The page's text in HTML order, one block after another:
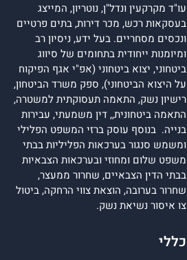
עו"ד מקרקעין ונדל"ן, נוטריון, המייצג
בעסקאות רכש, מכר דירות, בתים פרטיים
ונכסים מסחריים. בעל ידע, ניסיון רב
ומיומנות ייחודית בתחומים של סיווג
ביטחוני, יצוא ביטחוני (אפ"י אגף הפיקוח
על היצוא הביטחוני), ספק משרד הביטחון,
רישיון נשק, התאמה תעסוקתית למשטרה,
התאמה ביטחונית,, דין משמעתי, עבירות
בנייה. בנוסף עוסק ברזי המשפט הפלילי
ומשמש סנגור בערכאות הפליליות בבתי
משפט שלום ומחוזי ובערכאות הצבאיות
בבתי הדין הצבאיים, שחרור ממעצר,
שחרור בערובה, הוצאת צווי הרחקה, ביטול
צו איסור נשיאת נשק.
כללי